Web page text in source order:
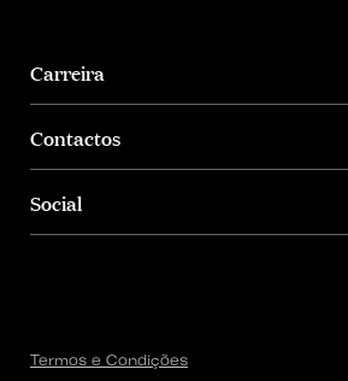
Carreira
Contactos
Social
Termos e Condições